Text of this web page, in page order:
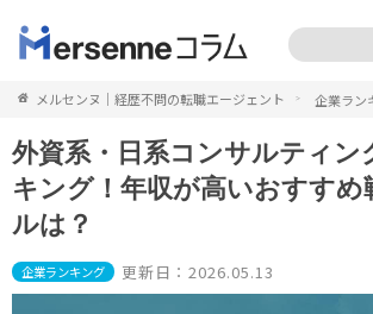
メルセンヌ｜経歴不問の転職エージェント 企業ラン
外資系・日系コンサルティン
キング！年収が高いおすすめ
ルは？
企業ランキング 更新日：2026.05.13